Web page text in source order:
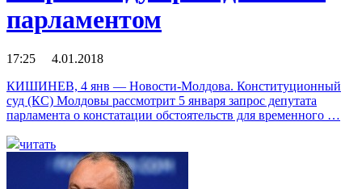
парламентом
17:25 4.01.2018
КИШИНЕВ, 4 янв — Новости-Молдова. Конституционный
суд (КС) Молдовы рассмотрит 5 января запрос депутата
парламента о констатации обстоятельств для временного …
читать